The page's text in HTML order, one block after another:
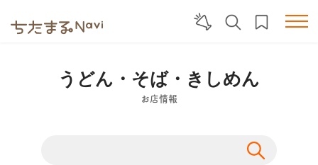
うどん・そば・きしめん
お店情報